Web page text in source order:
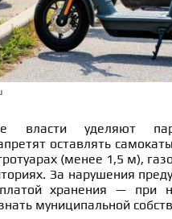
власти уделяют
оставлять
(менее 1,5 м),
За нарушения
хранения — при
муниципальной